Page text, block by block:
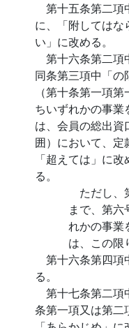
第十五条第二項
に、「附しては
い」に改める。
第十六条第二項
同条第三項中「
（第十条第一項
ちいずれかの事業
は、会員の総出
囲）において、
「超えては」に
る。
ただし、
まで、第
れかの事業
は、この限
第十六条第四項
る。
第十七条第二項
条第一項又は第二